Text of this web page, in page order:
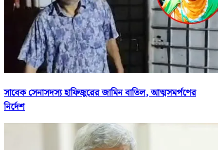
সাবেক সেনাসদস্য হাফিজুরের জামিন বাতিল, আত্মসমর্পণের
নির্দেশ